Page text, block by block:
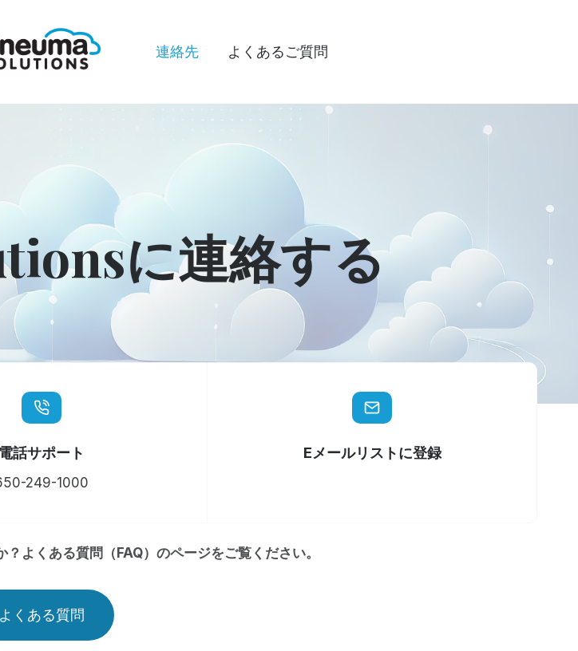
連絡先 よくあるご質問
に連絡する
電話サポート
249-1000
Eメールリストに登録
よくある質問（FAQ）のページをご覧ください。
よくある質問